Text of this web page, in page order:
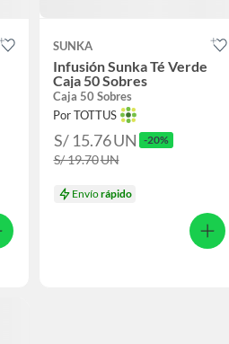
SUNKA
Infusión Sunka Té Verde
Caja 50 Sobres
Caja 50 Sobres
Por TOTTUS
S/ 15.76UN -20%
S/ 19.70UN
Envíorápido